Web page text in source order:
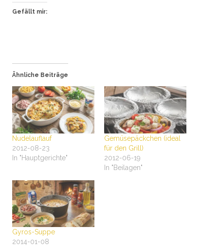
Gefällt mir:
Ähnliche Beiträge
Nudelauflauf
2012-08-23
In "Hauptgerichte"
Gemüsepäckchen (ideal
für den Grill)
2012-06-19
In "Beilagen"
Gyros-Suppe
2014-01-08